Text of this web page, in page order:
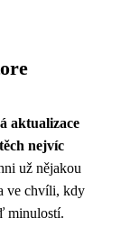
aktualizace
nejvíc
už nějakou
ve chvíli, kdy
minulostí.